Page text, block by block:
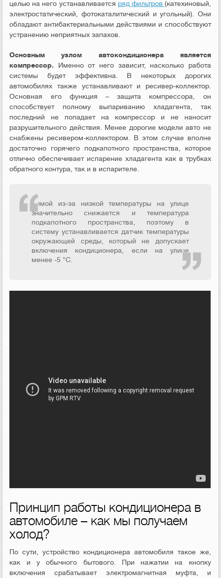
целью на него устанавливается ряд фильтров (катехиновый,
электростатический, фотокаталитический и угольный). Они
обладают антибактериальными действиями и способствуют
устранению неприятных запахов.
Основным узлом автокондиционера является
компрессор. Именно от него зависит, насколько работа
системы будет эффективна. В некоторых дорогих
автомобилях также устанавливают и ресивер-коллектор.
Основная его функция – защита компрессора, он
способствует полному выпариванию хладагента, так
последний не попадает на компрессор и не наносит
разрушительного действия. Менее дорогие модели авто не
снабжены ресивером-коллектором. В этом случае вполне
достаточно горячего подкапотного пространства, которое
отлично обеспечивает испарение хладагента как в трубках
обратного контура, так и в испарителе.
Зимой из-за низкой температуры на улице
значительно снижается и температура
подкапотного пространства, поэтому в
систему устанавливается датчик температуры
окружающей среды, который не допускает
включения кондиционера, если на улице
менее -5 °С.
Принцип работы кондиционера в
автомобиле – как мы получаем
холод?
По сути, устройство кондиционера автомобиля такое же,
как и у обычного бытового. При нажатии на кнопку
включения срабатывает электромагнитная муфта, и